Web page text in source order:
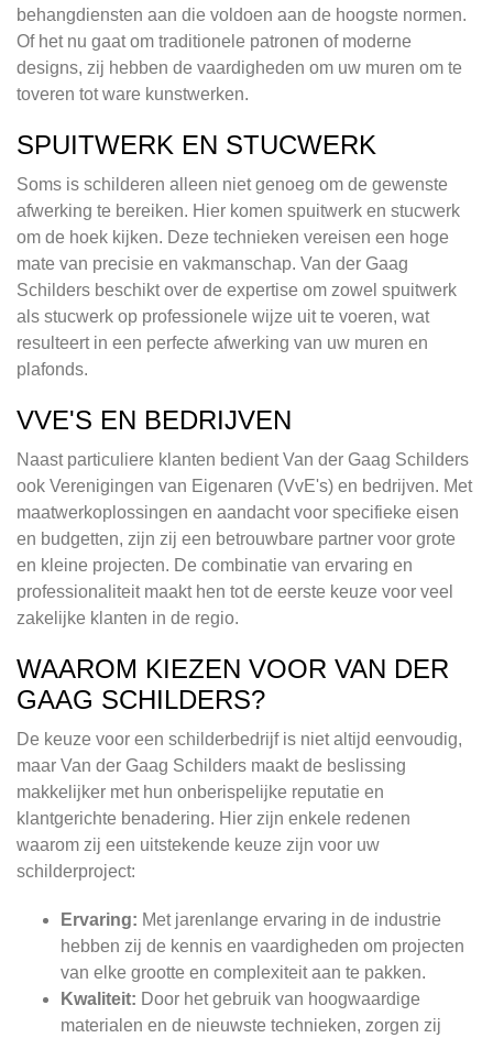
behangdiensten aan die voldoen aan de hoogste normen.
Of het nu gaat om traditionele patronen of moderne
designs, zij hebben de vaardigheden om uw muren om te
toveren tot ware kunstwerken.
SPUITWERK EN STUCWERK
Soms is schilderen alleen niet genoeg om de gewenste
afwerking te bereiken. Hier komen spuitwerk en stucwerk
om de hoek kijken. Deze technieken vereisen een hoge
mate van precisie en vakmanschap. Van der Gaag
Schilders beschikt over de expertise om zowel spuitwerk
als stucwerk op professionele wijze uit te voeren, wat
resulteert in een perfecte afwerking van uw muren en
plafonds.
VVE'S EN BEDRIJVEN
Naast particuliere klanten bedient Van der Gaag Schilders
ook Verenigingen van Eigenaren (VvE's) en bedrijven. Met
maatwerkoplossingen en aandacht voor specifieke eisen
en budgetten, zijn zij een betrouwbare partner voor grote
en kleine projecten. De combinatie van ervaring en
professionaliteit maakt hen tot de eerste keuze voor veel
zakelijke klanten in de regio.
WAAROM KIEZEN VOOR VAN DER
GAAG SCHILDERS?
De keuze voor een schilderbedrijf is niet altijd eenvoudig,
maar Van der Gaag Schilders maakt de beslissing
makkelijker met hun onberispelijke reputatie en
klantgerichte benadering. Hier zijn enkele redenen
waarom zij een uitstekende keuze zijn voor uw
schilderproject:
Ervaring: Met jarenlange ervaring in de industrie
hebben zij de kennis en vaardigheden om projecten
van elke grootte en complexiteit aan te pakken.
Kwaliteit: Door het gebruik van hoogwaardige
materialen en de nieuwste technieken, zorgen zij